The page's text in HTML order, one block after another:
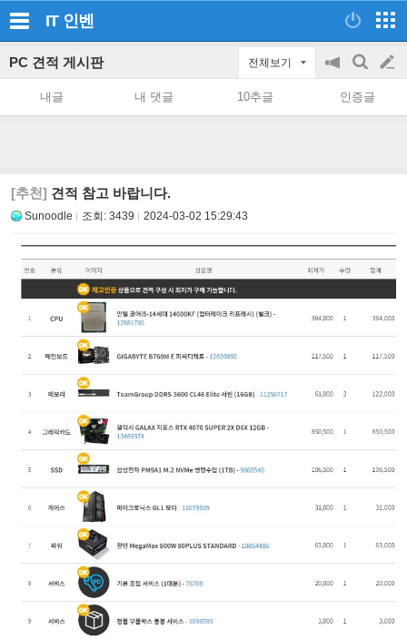
IT 인벤
PC 견적 게시판 전체보기
공
on/off
검
색
글
쓰
내글 내 댓글 10추글 인증글
[추천] 견적 참고 바랍니다.
Sunoodle 조회: 3439 2024-03-02 15:29:43